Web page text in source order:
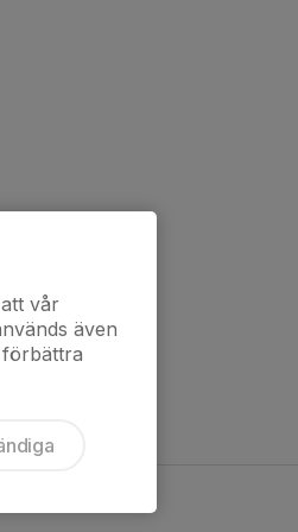
vår
även